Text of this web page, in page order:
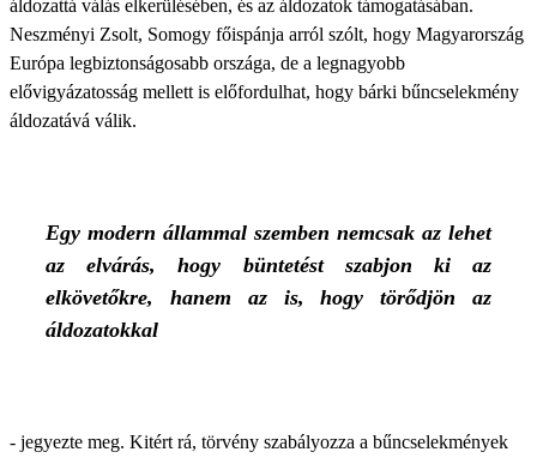
áldozattá válás elkerülésében, és az áldozatok támogatásában.
Neszményi Zsolt, Somogy főispánja arról szólt, hogy Magyarország
Európa legbiztonságosabb országa, de a legnagyobb
elővigyázatosság mellett is előfordulhat, hogy bárki bűncselekmény
áldozatává válik.
Egy modern állammal szemben nemcsak az lehet
az elvárás, hogy büntetést szabjon ki az
elkövetőkre, hanem az is, hogy törődjön az
áldozatokkal
- jegyezte meg. Kitért rá, törvény szabályozza a bűncselekmények